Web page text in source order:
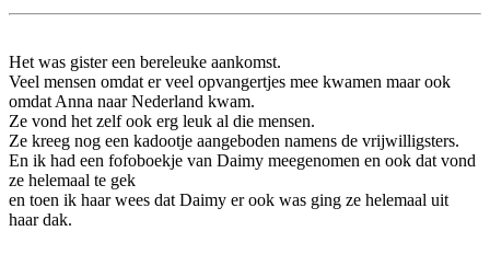
Het was gister een bereleuke aankomst.
Veel mensen omdat er veel opvangertjes mee kwamen maar ook
omdat Anna naar Nederland kwam.
Ze vond het zelf ook erg leuk al die mensen.
Ze kreeg nog een kadootje aangeboden namens de vrijwilligsters.
En ik had een fofoboekje van Daimy meegenomen en ook dat vond
ze helemaal te gek
en toen ik haar wees dat Daimy er ook was ging ze helemaal uit
haar dak.